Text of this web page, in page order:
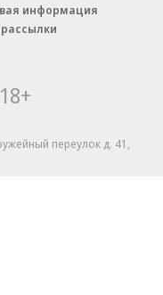
информация
18+
переулок д. 41,